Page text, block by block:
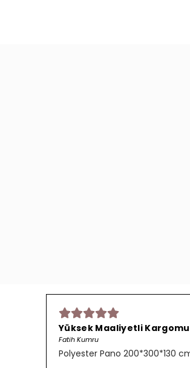
Yüksek Maaliyetli
Fatih Kumru
Polyester Pano 200*300*130